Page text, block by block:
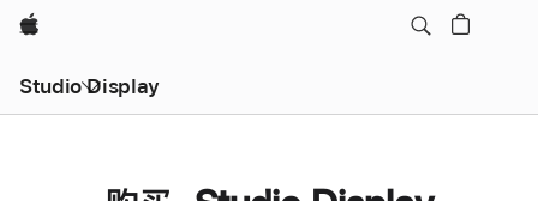
Apple
Studio Display